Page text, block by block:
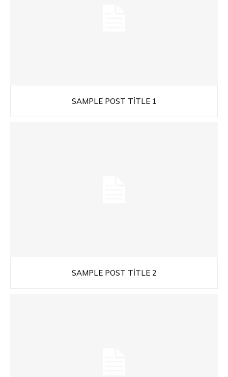
SAMPLE POST TITLE 1
SAMPLE POST TITLE 2